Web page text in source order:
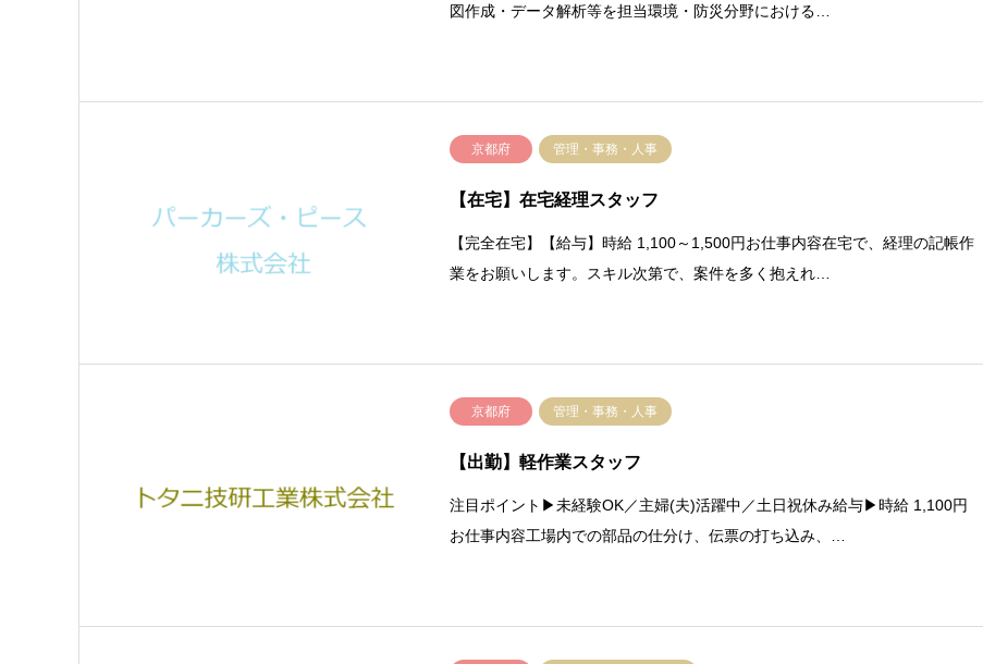
図作成・データ解析等を担当環境・防災分野における…
京都府 管理・事務・人事
【在宅】在宅経理スタッフ
【完全在宅】【給与】時給 1,100～1,500円お仕事内容在宅で、経理の記帳作
業をお願いします。スキル次第で、案件を多く抱えれ…
京都府 管理・事務・人事
【出勤】軽作業スタッフ
注目ポイント▶未経験OK／主婦(夫)活躍中／土日祝休み給与▶時給 1,100円
お仕事内容工場内での部品の仕分け、伝票の打ち込み、…